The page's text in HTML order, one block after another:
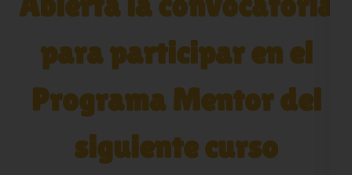
para participar en el
Programa Mentor del
siguiente curso